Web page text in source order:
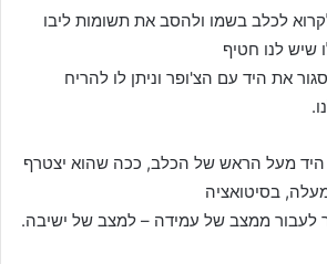
לכלב בשמו ולהסב את תשומות ליבו
שיש לנו חטיף
את היד עם הצ'ופר וניתן לו להריח
היד מעל הראש של הכלב, ככה שהוא יצטרף
בסיטואציה
לעבור ממצב של עמידה – למצב של ישיבה.